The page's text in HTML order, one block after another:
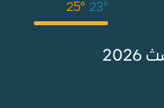
25° 23°